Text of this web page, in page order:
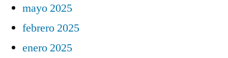
mayo 2025
febrero 2025
enero 2025